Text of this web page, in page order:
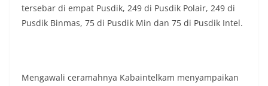
tersebar di empat Pusdik, 249 di Pusdik Polair, 249 di
Pusdik Binmas, 75 di Pusdik Min dan 75 di Pusdik Intel.
Mengawali ceramahnya Kabaintelkam menyampaikan